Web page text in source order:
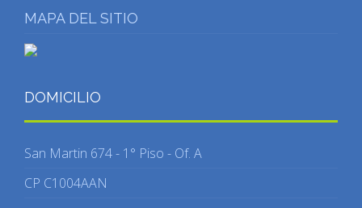
MAPA DEL SITIO
DOMICILIO
San Martin 674 - 1° Piso - Of. A
CP C1004AAN